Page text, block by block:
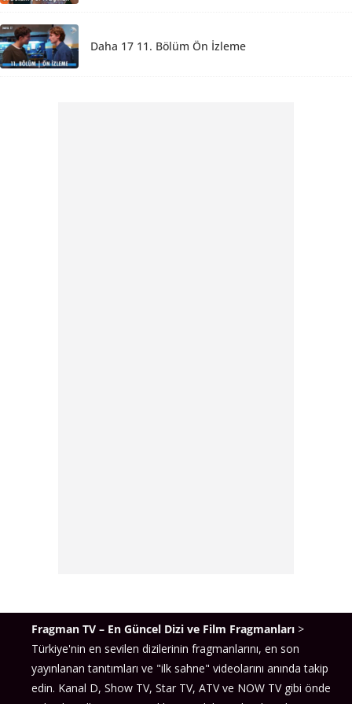
Daha 17 11. Bölüm Ön İzleme
Fragman TV – En Güncel Dizi ve Film Fragmanları >
Türkiye'nin en sevilen dizilerinin fragmanlarını, en son
yayınlanan tanıtımları ve "ilk sahne" videolarını anında takip
edin. Kanal D, Show TV, Star TV, ATV ve NOW TV gibi önde